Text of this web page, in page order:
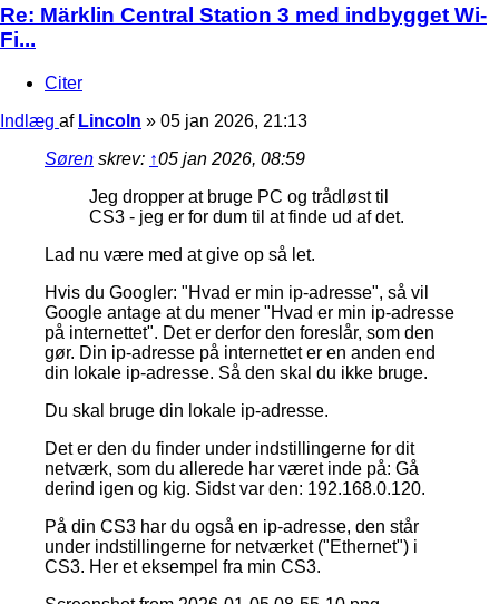
Re: Märklin Central Station 3 med indbygget Wi-
Fi...
Citer
Indlæg af Lincoln » 05 jan 2026, 21:13
Søren skrev: ↑05 jan 2026, 08:59
Jeg dropper at bruge PC og trådløst til
CS3 - jeg er for dum til at finde ud af det.
Lad nu være med at give op så let.
Hvis du Googler: "Hvad er min ip-adresse", så vil
Google antage at du mener "Hvad er min ip-adresse
på internettet". Det er derfor den foreslår, som den
gør. Din ip-adresse på internettet er en anden end
din lokale ip-adresse. Så den skal du ikke bruge.
Du skal bruge din lokale ip-adresse.
Det er den du finder under indstillingerne for dit
netværk, som du allerede har været inde på: Gå
derind igen og kig. Sidst var den: 192.168.0.120.
På din CS3 har du også en ip-adresse, den står
under indstillingerne for netværket ("Ethernet") i
CS3. Her et eksempel fra min CS3.